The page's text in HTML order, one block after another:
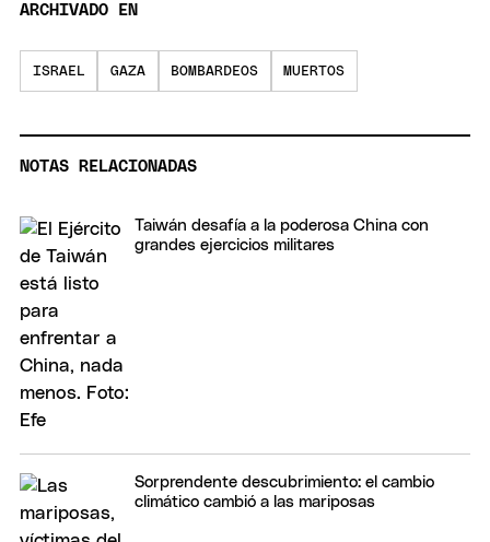
ARCHIVADO EN
ISRAEL GAZA BOMBARDEOS MUERTOS
NOTAS RELACIONADAS
Taiwán desafía a la poderosa China con
grandes ejercicios militares
Sorprendente descubrimiento: el cambio
climático cambió a las mariposas